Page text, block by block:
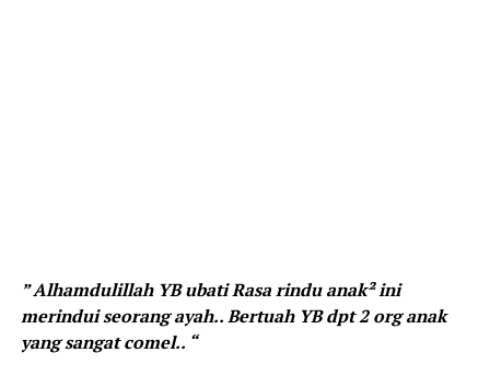
” Alhamdulillah YB ubati Rasa rindu anak² ini
merindui seorang ayah.. Bertuah YB dpt 2 org anak
yang sangat comel.. “